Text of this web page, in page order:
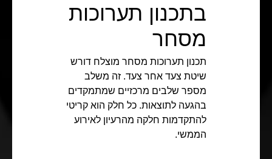
בתכנון תערוכות
מסחר
תכנון תערוכות מסחר מוצלח דורש
שיטת צעד אחר צעד. זה משלב
מספר שלבים מרכזיים שמתמקדים
בהגעה לתוצאות. כל חלק הוא קריטי
להתקדמות חלקה מהרעיון לאירוע
הממשי.